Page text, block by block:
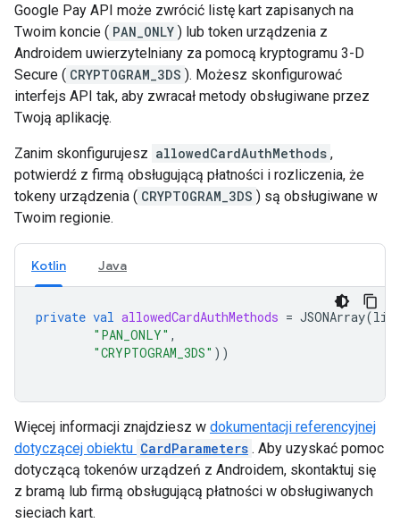
Google Pay API może zwrócić listę kart zapisanych na
Twoim koncie ( PAN_ONLY ) lub token urządzenia z
Androidem uwierzytelniany za pomocą kryptogramu 3-D
Secure ( CRYPTOGRAM_3DS ). Możesz skonfigurować
interfejs API tak, aby zwracał metody obsługiwane przez
Twoją aplikację.
Zanim skonfigurujesz allowedCardAuthMethods ,
potwierdź z firmą obsługującą płatności i rozliczenia, że
tokeny urządzenia ( CRYPTOGRAM_3DS ) są obsługiwane w
Twoim regionie.
Kotlin Java
private val allowedCardAuthMethods = JSONArray(
"PAN_ONLY" ,
"CRYPTOGRAM_3DS" ))
Więcej informacji znajdziesz w dokumentacji referencyjnej
dotyczącej obiektu CardParameters . Aby uzyskać pomoc
dotyczącą tokenów urządzeń z Androidem, skontaktuj się
z bramą lub firmą obsługującą płatności w obsługiwanych
sieciach kart.